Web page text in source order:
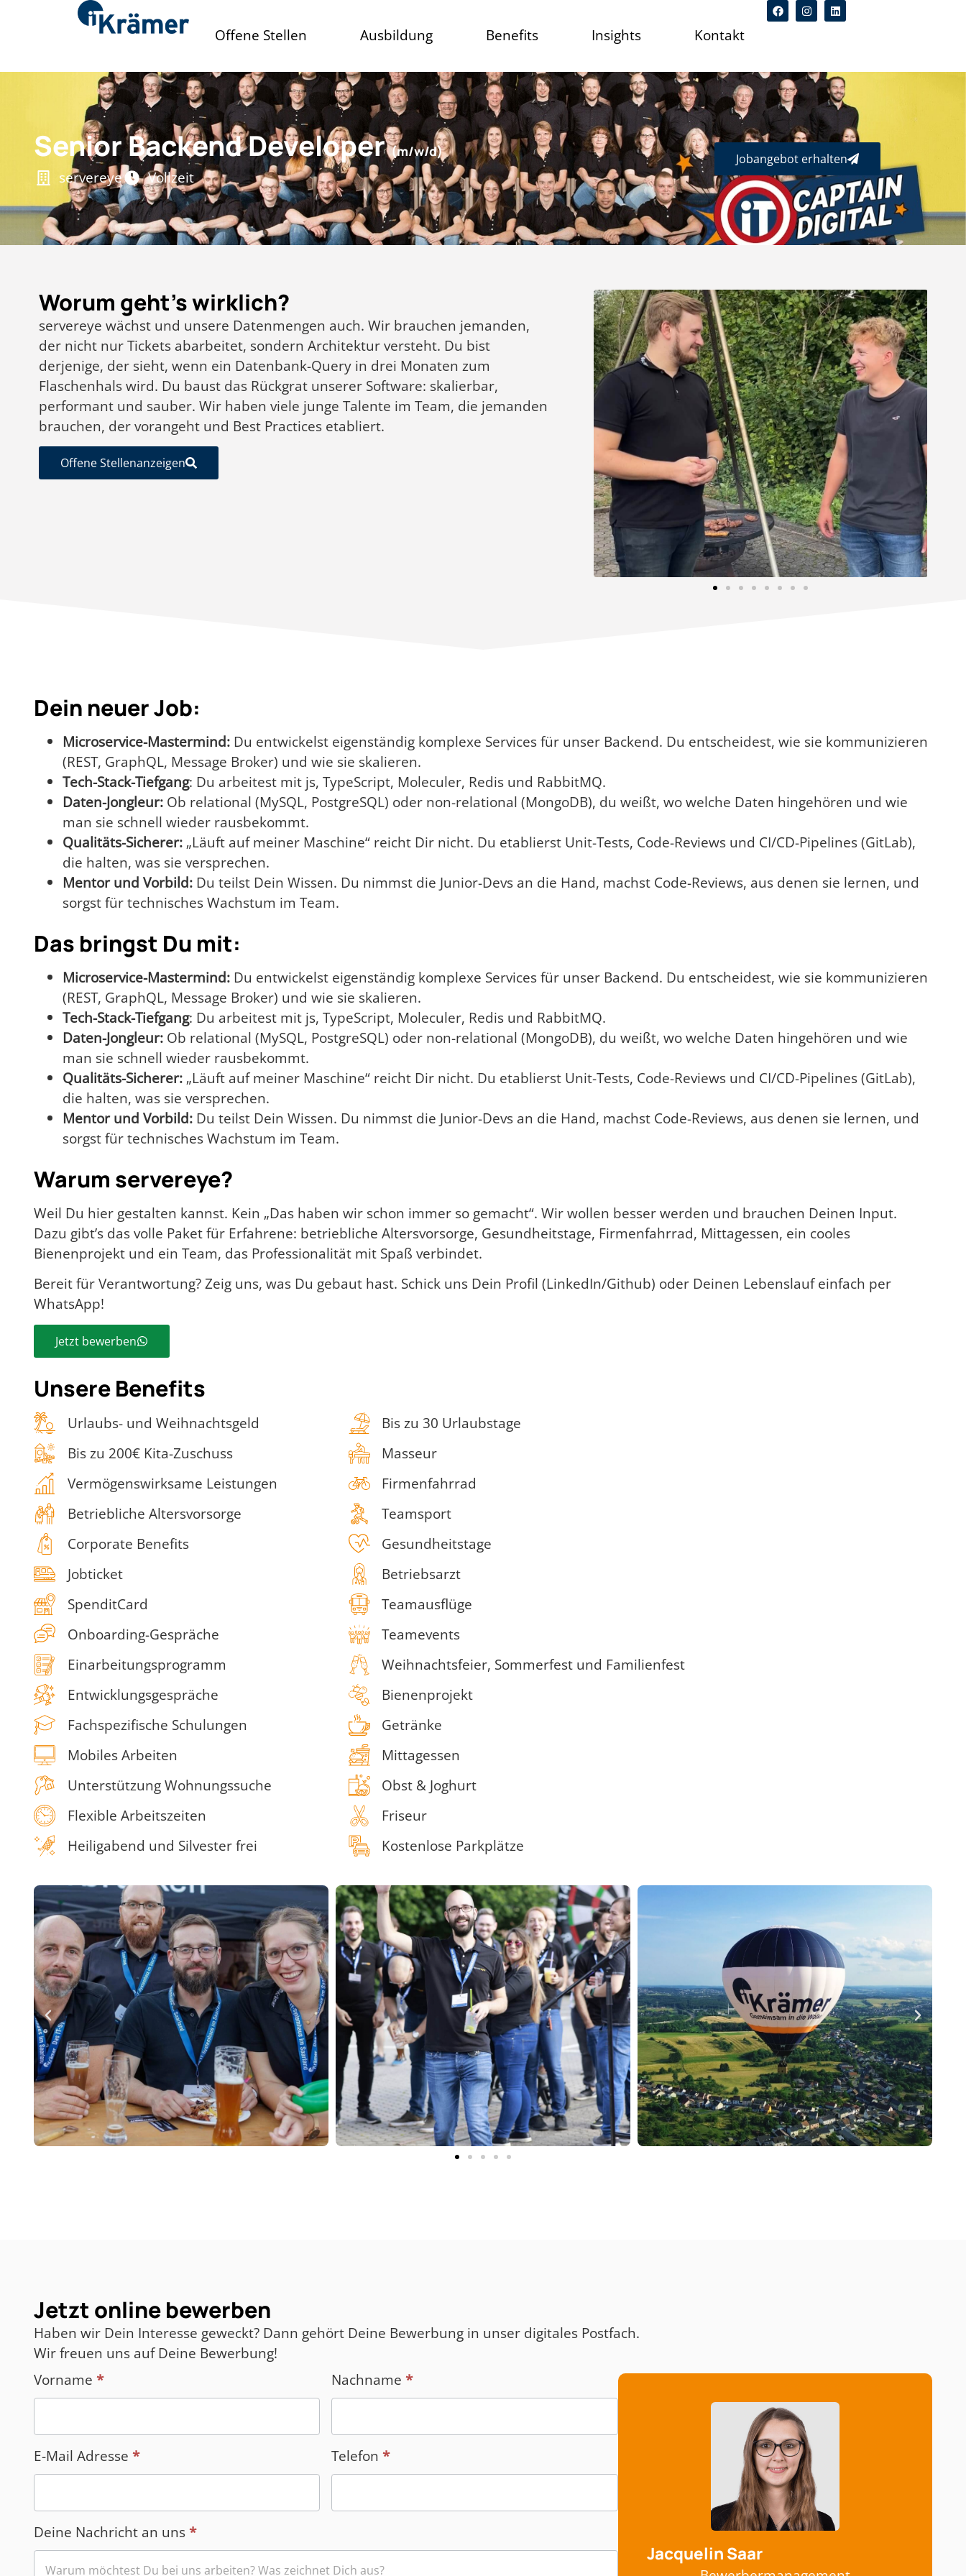
Offene Stellen Ausbildung Benefits Insights Kontakt
Senior Backend Developer(m/w/d)
servereye Vollzeit
Jobangebot erhalten
Worum geht's wirklich?
servereye wächst und unsere Datenmengen auch. Wir brauchen jemanden,
der nicht nur Tickets abarbeitet, sondern Architektur versteht. Du bist
derjenige, der sieht, wenn ein Datenbank-Query in drei Monaten zum
Flaschenhals wird. Du baust das Rückgrat unserer Software: skalierbar,
performant und sauber. Wir haben viele junge Talente im Team, die jemanden
brauchen, der vorangeht und Best Practices etabliert.
Offene Stellenanzeigen
Dein neuer Job:
Microservice-Mastermind: Du entwickelst eigenständig komplexe Services für unser Backend. Du entscheidest, wie sie kommunizieren
(REST, GraphQL, Message Broker) und wie sie skalieren.
Tech-Stack-Tiefgang: Du arbeitest mit js, TypeScript, Moleculer, Redis und RabbitMQ.
Daten-Jongleur: Ob relational (MySQL, PostgreSQL) oder non-relational (MongoDB), du weißt, wo welche Daten hingehören und wie
man sie schnell wieder rausbekommt.
Qualitäts-Sicherer: „Läuft auf meiner Maschine“ reicht Dir nicht. Du etablierst Unit-Tests, Code-Reviews und CI/CD-Pipelines (GitLab),
die halten, was sie versprechen.
Mentor und Vorbild: Du teilst Dein Wissen. Du nimmst die Junior-Devs an die Hand, machst Code-Reviews, aus denen sie lernen, und
sorgst für technisches Wachstum im Team.
Das bringst Du mit:
Microservice-Mastermind: Du entwickelst eigenständig komplexe Services für unser Backend. Du entscheidest, wie sie kommunizieren
(REST, GraphQL, Message Broker) und wie sie skalieren.
Tech-Stack-Tiefgang: Du arbeitest mit js, TypeScript, Moleculer, Redis und RabbitMQ.
Daten-Jongleur: Ob relational (MySQL, PostgreSQL) oder non-relational (MongoDB), du weißt, wo welche Daten hingehören und wie
man sie schnell wieder rausbekommt.
Qualitäts-Sicherer: „Läuft auf meiner Maschine“ reicht Dir nicht. Du etablierst Unit-Tests, Code-Reviews und CI/CD-Pipelines (GitLab),
die halten, was sie versprechen.
Mentor und Vorbild: Du teilst Dein Wissen. Du nimmst die Junior-Devs an die Hand, machst Code-Reviews, aus denen sie lernen, und
sorgst für technisches Wachstum im Team.
Warum servereye?
Weil Du hier gestalten kannst. Kein „Das haben wir schon immer so gemacht“. Wir wollen besser werden und brauchen Deinen Input.
Dazu gibt’s das volle Paket für Erfahrene: betriebliche Altersvorsorge, Gesundheitstage, Firmenfahrrad, Mittagessen, ein cooles
Bienenprojekt und ein Team, das Professionalität mit Spaß verbindet.
Bereit für Verantwortung? Zeig uns, was Du gebaut hast. Schick uns Dein Profil (LinkedIn/Github) oder Deinen Lebenslauf einfach per
WhatsApp!
Jetzt bewerben
Unsere Benefits
Urlaubs- und Weihnachtsgeld
Bis zu 200€ Kita-Zuschuss
Vermögenswirksame Leistungen
Betriebliche Altersvorsorge
Corporate Benefits
Jobticket
SpenditCard
Onboarding-Gespräche
Einarbeitungsprogramm
Entwicklungsgespräche
Fachspezifische Schulungen
Mobiles Arbeiten
Unterstützung Wohnungssuche
Flexible Arbeitszeiten
Heiligabend und Silvester frei
Bis zu 30 Urlaubstage
Masseur
Firmenfahrrad
Teamsport
Gesundheitstage
Betriebsarzt
Teamausflüge
Teamevents
Weihnachtsfeier, Sommerfest und Familienfest
Bienenprojekt
Getränke
Mittagessen
Obst & Joghurt
Friseur
Kostenlose Parkplätze
Jetzt online bewerben
Haben wir Dein Interesse geweckt? Dann gehört Deine Bewerbung in unser digitales Postfach.
Wir freuen uns auf Deine Bewerbung!
Bewerbungsformular
(Fachkräfte)
Vorname * Nachname*
E-Mail Adresse * Telefon*
Deine Nachricht an uns*
Jacquelin Saar